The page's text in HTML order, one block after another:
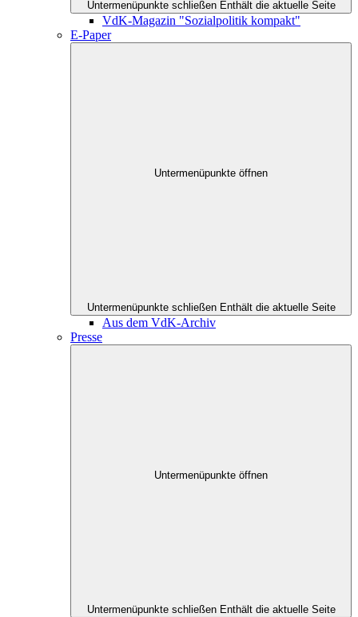
Untermenüpunkte schließen Enthält die aktuelle Seite
VdK-Magazin "Sozialpolitik kompakt"
E-Paper
Untermenüpunkte öffnen
Untermenüpunkte schließen Enthält die aktuelle Seite
Aus dem VdK-Archiv
Presse
Untermenüpunkte öffnen
Untermenüpunkte schließen Enthält die aktuelle Seite